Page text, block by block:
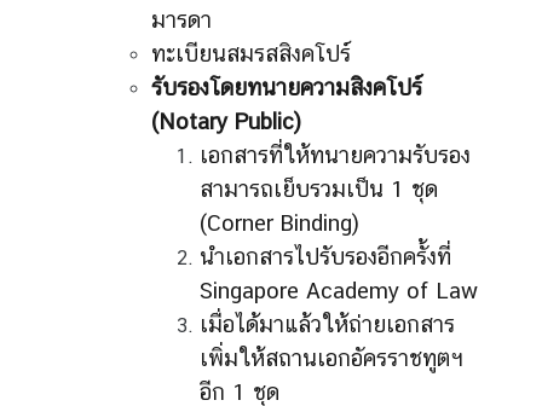
มารดา
ทะเบียนสมรสสิงคโปร์
รับรองโดยทนายความสิงคโปร์
(Notary Public)
เอกสารที่ให้ทนายความรับรอง
สามารถเย็บรวมเป็น 1 ชุด
(Corner Binding)
นำเอกสารไปรับรองอีกครั้งที่
Singapore Academy of Law
เมื่อได้มาแล้วให้ถ่ายเอกสาร
เพิ่มให้สถานเอกอัครราชทูตฯ
อีก 1 ชุด